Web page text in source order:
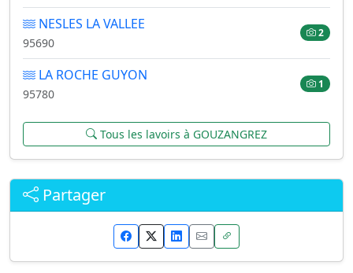
NESLES LA VALLEE
95690
2
LA ROCHE GUYON
95780
1
Tous les lavoirs à GOUZANGREZ
Partager